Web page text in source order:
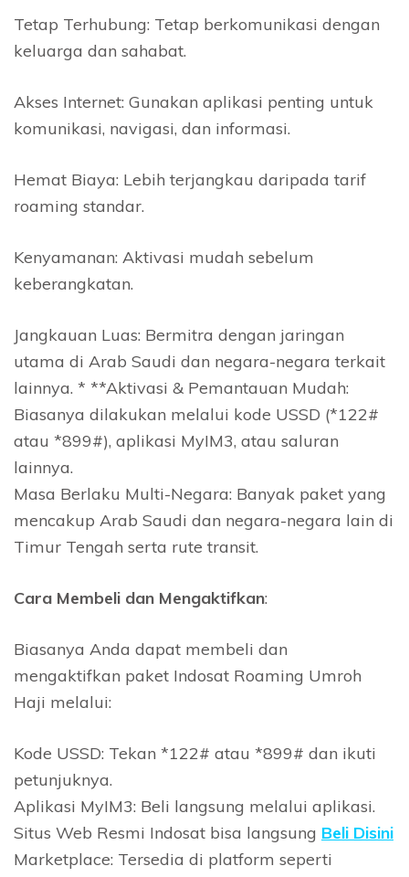
Tetap Terhubung: Tetap berkomunikasi dengan
keluarga dan sahabat.
Akses Internet: Gunakan aplikasi penting untuk
komunikasi, navigasi, dan informasi.
Hemat Biaya: Lebih terjangkau daripada tarif
roaming standar.
Kenyamanan: Aktivasi mudah sebelum
keberangkatan.
Jangkauan Luas: Bermitra dengan jaringan
utama di Arab Saudi dan negara-negara terkait
lainnya. * **Aktivasi & Pemantauan Mudah:
Biasanya dilakukan melalui kode USSD (*122#
atau *899#), aplikasi MyIM3, atau saluran
lainnya.
Masa Berlaku Multi-Negara: Banyak paket yang
mencakup Arab Saudi dan negara-negara lain di
Timur Tengah serta rute transit.
Cara Membeli dan Mengaktifkan:
Biasanya Anda dapat membeli dan
mengaktifkan paket Indosat Roaming Umroh
Haji melalui:
Kode USSD: Tekan *122# atau *899# dan ikuti
petunjuknya.
Aplikasi MyIM3: Beli langsung melalui aplikasi.
Situs Web Resmi Indosat bisa langsung Beli Disini
Marketplace: Tersedia di platform seperti